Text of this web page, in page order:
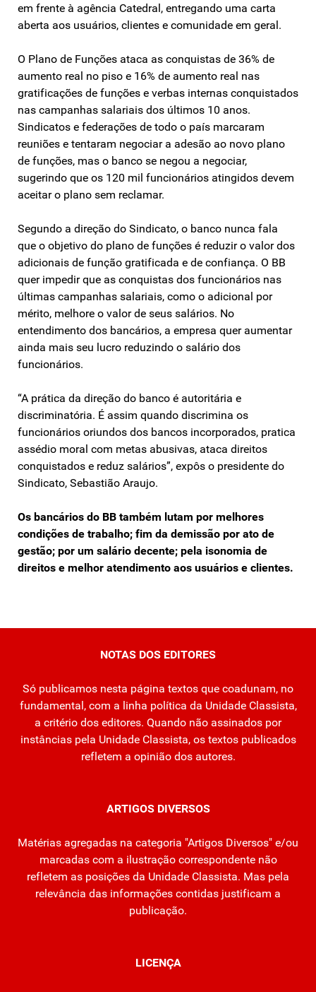
em frente à agência Catedral, entregando uma carta
aberta aos usuários, clientes e comunidade em geral.
O Plano de Funções ataca as conquistas de 36% de
aumento real no piso e 16% de aumento real nas
gratificações de funções e verbas internas conquistados
nas campanhas salariais dos últimos 10 anos.
Sindicatos e federações de todo o país marcaram
reuniões e tentaram negociar a adesão ao novo plano
de funções, mas o banco se negou a negociar,
sugerindo que os 120 mil funcionários atingidos devem
aceitar o plano sem reclamar.
Segundo a direção do Sindicato, o banco nunca fala
que o objetivo do plano de funções é reduzir o valor dos
adicionais de função gratificada e de confiança. O BB
quer impedir que as conquistas dos funcionários nas
últimas campanhas salariais, como o adicional por
mérito, melhore o valor de seus salários. No
entendimento dos bancários, a empresa quer aumentar
ainda mais seu lucro reduzindo o salário dos
funcionários.
“A prática da direção do banco é autoritária e
discriminatória. É assim quando discrimina os
funcionários oriundos dos bancos incorporados, pratica
assédio moral com metas abusivas, ataca direitos
conquistados e reduz salários”, expôs o presidente do
Sindicato, Sebastião Araujo.
Os bancários do BB também lutam por melhores
condições de trabalho; fim da demissão por ato de
gestão; por um salário decente; pela isonomia de
direitos e melhor atendimento aos usuários e clientes.
NOTAS DOS EDITORES
Só publicamos nesta página textos que coadunam, no
fundamental, com a linha política da Unidade Classista,
a critério dos editores. Quando não assinados por
instâncias pela Unidade Classista, os textos publicados
refletem a opinião dos autores.
ARTIGOS DIVERSOS
Matérias agregadas na categoria "Artigos Diversos" e/ou
marcadas com a ilustração correspondente não
refletem as posições da Unidade Classista. Mas pela
relevância das informações contidas justificam a
publicação.
LICENÇA